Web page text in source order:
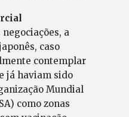
a
caso
contemplar
já haviam sido
Mundial
como zonas